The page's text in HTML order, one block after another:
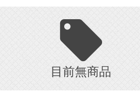
目前無商品